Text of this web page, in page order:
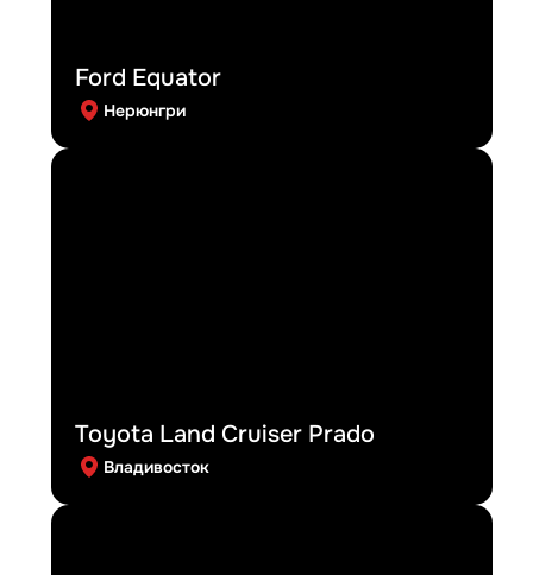
Ford Equator
Нерюнгри
Toyota Land Cruiser Prado
Владивосток